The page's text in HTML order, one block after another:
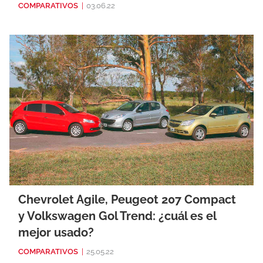
COMPARATIVOS 03.06.22
Chevrolet Agile, Peugeot 207 Compact
y Volkswagen Gol Trend: ¿cuál es el
mejor usado?
COMPARATIVOS 25.05.22